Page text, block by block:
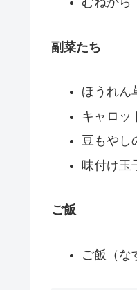
副菜たち
ほうれん
キャロッ
豆もやし
味付け玉
ご飯
ご飯（な